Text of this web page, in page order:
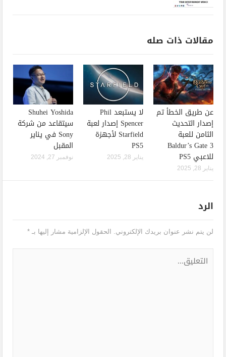
مقالات ذات صله
عن طريق الخطأ تم
إصدار التحديث
الثامن للعبة
Baldur’s Gate 3
للاعبي PS5
يناير 28, 2025
لا يستبعد Phil
Spencer إصدار لعبة
Starfield لأجهزة
PS5
يناير 28, 2025
Shuhei Yoshida
سيتقاعد من شركة
Sony في يناير
المقبل
نوفمبر 27, 2024
الرد
لن يتم نشر عنوان بريدك الإلكتروني. الحقول الإلزامية مشار إليها بـ*